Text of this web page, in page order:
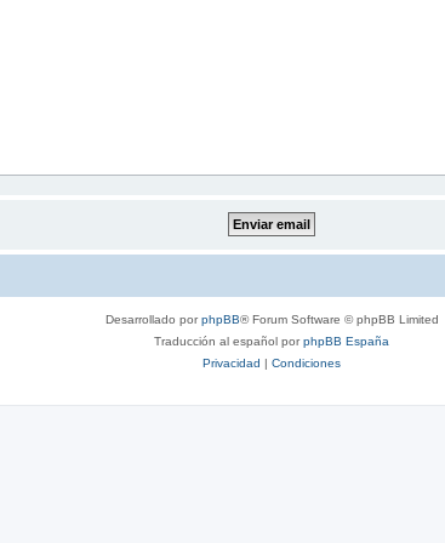
Desarrollado porphpBB® Forum Software © phpBB Limited
Traducción al español porphpBB España
Privacidad | Condiciones